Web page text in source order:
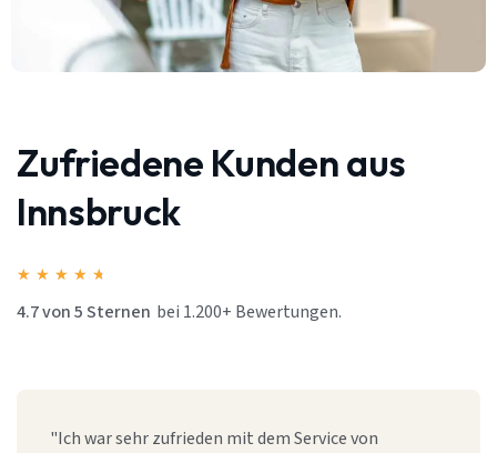
Zufriedene Kunden aus
Innsbruck
★ ★ ★ ★ ★
4.7 von 5 Sternen bei 1.200+ Bewertungen.
"Ich war sehr zufrieden mit dem Service von